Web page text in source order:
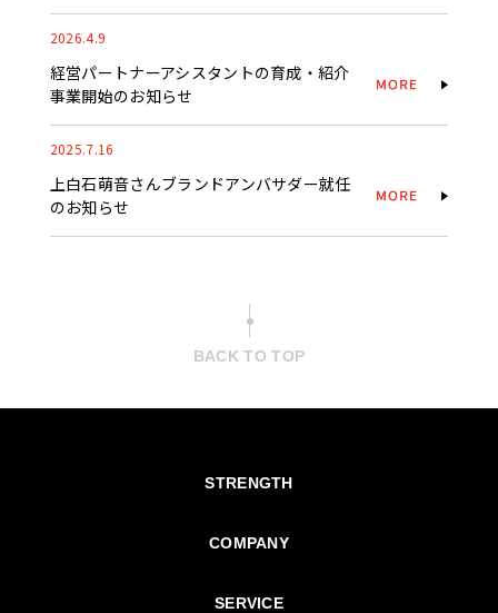
2026.4.9
経営パートナーアシスタントの育成・紹介
事業開始のお知らせ
2025.7.16
上白石萌音さんブランドアンバサダー就任
のお知らせ
BACK TO TOP
STRENGTH
COMPANY
SERVICE